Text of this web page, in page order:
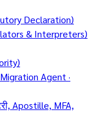
Declaration)
& Interpreters)
Agent ·
Apostille, MFA,